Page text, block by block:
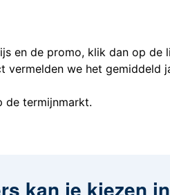
en de promo, klik dan op de
vermelden we het gemiddeld
de termijnmarkt.
kan je kiezen